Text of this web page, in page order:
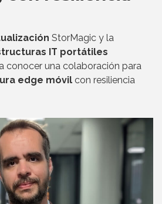
StorMagic y la
IT portátiles
conocer una colaboración para
edge móvil con resiliencia